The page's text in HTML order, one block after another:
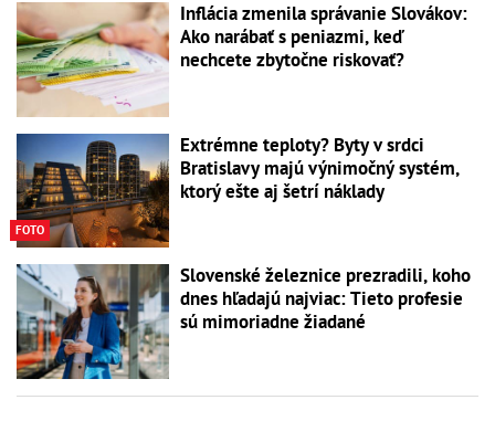
Inflácia zmenila správanie Slovákov:
Ako narábať s peniazmi, keď
nechcete zbytočne riskovať?
FOTO
Extrémne teploty? Byty v srdci
Bratislavy majú výnimočný systém,
ktorý ešte aj šetrí náklady
Slovenské železnice prezradili, koho
dnes hľadajú najviac: Tieto profesie
sú mimoriadne žiadané